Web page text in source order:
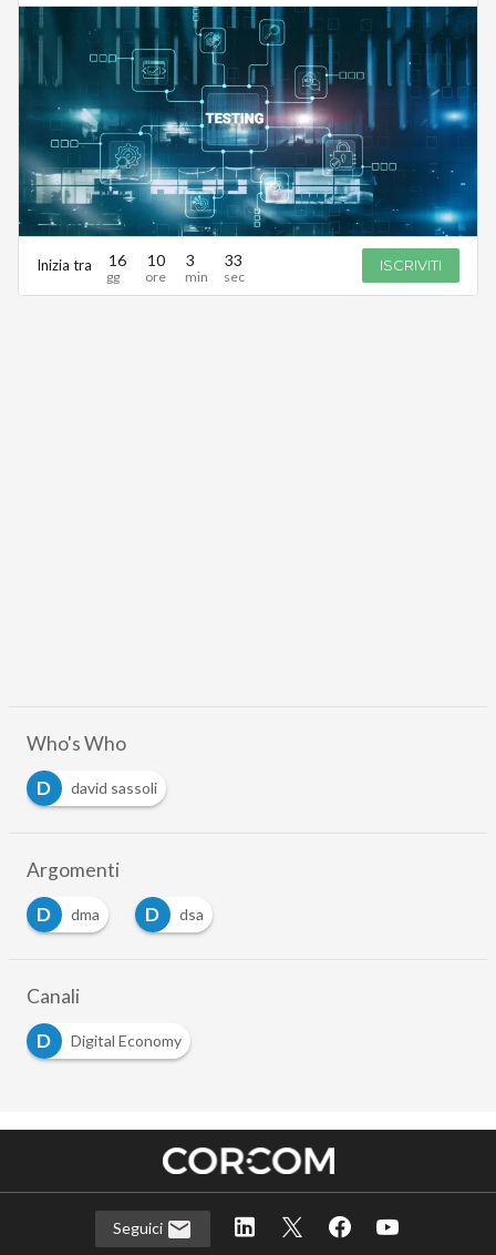
Inizia tra 16 10 3 33 ISCRIVITI
Who's Who
D
david sassoli
Argomenti
D
dma D
dsa
Canali
D
Digital Economy
Seguici